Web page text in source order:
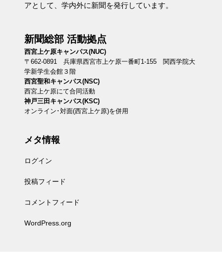
アとして、学内外に新聞を発行しています。
新聞総部 活動拠点
西宮上ケ原キャンパス(NUC)
〒662-0891 兵庫県西宮市上ケ原一番町1-155 関西学院大
学新学生会館３階
西宮聖和キャンパス(NSC)
西宮上ケ原にて合同活動
神戸三田キャンパス(KSC)
オンライン･対面(西宮上ケ原)を併用
メタ情報
ログイン
投稿フィード
コメントフィード
WordPress.org